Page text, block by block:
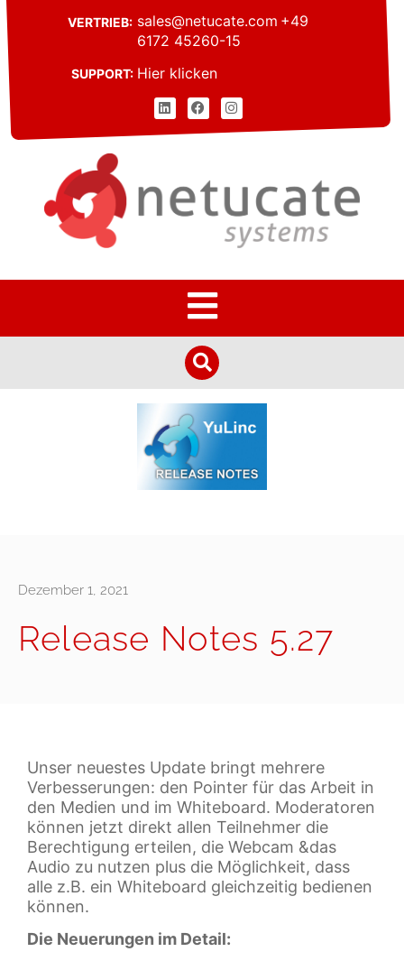
VERTRIEB: sales@netucate.com +49
6172 45260-15
SUPPORT: Hier klicken
Dezember 1, 2021
Release Notes 5.27
Unser neuestes Update bringt mehrere
Verbesserungen: den Pointer für das Arbeit in
den Medien und im Whiteboard. Moderatoren
können jetzt direkt allen Teilnehmer die
Berechtigung erteilen, die Webcam &das
Audio zu nutzen plus die Möglichkeit, dass
alle z.B. ein Whiteboard gleichzeitig bedienen
können.
Die Neuerungen im Detail: